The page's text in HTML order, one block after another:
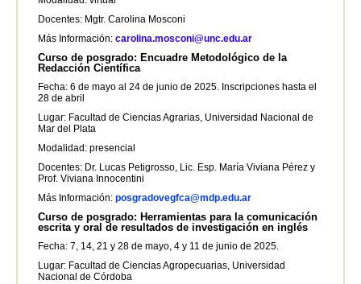
Docentes: Mgtr. Carolina Mosconi
Más Información: carolina.mosconi@unc.edu.ar
Curso de posgrado: Encuadre Metodológico de la
Redacción Científica
Fecha: 6 de mayo al 24 de junio de 2025. Inscripciones hasta el
28 de abril
Lugar: Facultad de Ciencias Agrarias, Universidad Nacional de
Mar del Plata
Modalidad: presencial
Docentes: Dr. Lucas Petigrosso, Lic. Esp. María Viviana Pérez y
Prof. Viviana Innocentini
Más Información: posgradovegfca@mdp.edu.ar
Curso de posgrado: Herramientas para la comunicación
escrita y oral de resultados de investigación en inglés
Fecha: 7, 14, 21 y 28 de mayo, 4 y 11 de junio de 2025.
Lugar: Facultad de Ciencias Agropecuarias, Universidad
Nacional de Córdoba